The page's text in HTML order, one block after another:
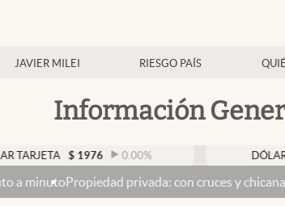
JAVIER MILEI RIESGO PAÍS
Información
$ 1976 0.00% $
privada: con cruces y chicanas, el Senado